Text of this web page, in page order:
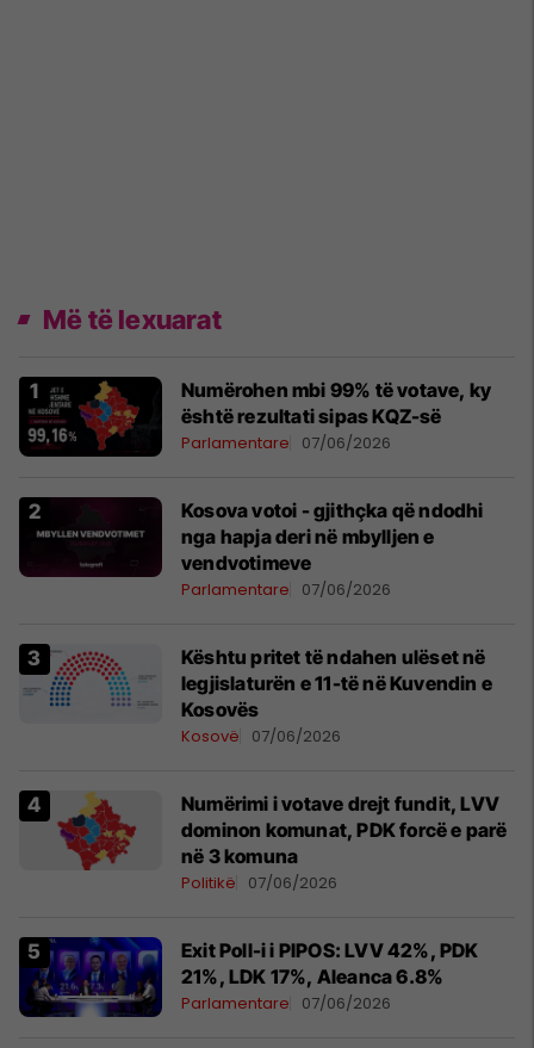
Më të lexuarat
Numërohen mbi 99% të votave, ky
është rezultati sipas KQZ-së
Parlamentare 07/06/2026
Kosova votoi - gjithçka që ndodhi
nga hapja deri në mbylljen e
vendvotimeve
Parlamentare 07/06/2026
Kështu pritet të ndahen ulëset në
legjislaturën e 11-të në Kuvendin e
Kosovës
Kosovë 07/06/2026
Numërimi i votave drejt fundit, LVV
dominon komunat, PDK forcë e parë
në 3 komuna
Politikë 07/06/2026
Exit Poll-i i PIPOS: LVV 42%, PDK
21%, LDK 17%, Aleanca 6.8%
Parlamentare 07/06/2026